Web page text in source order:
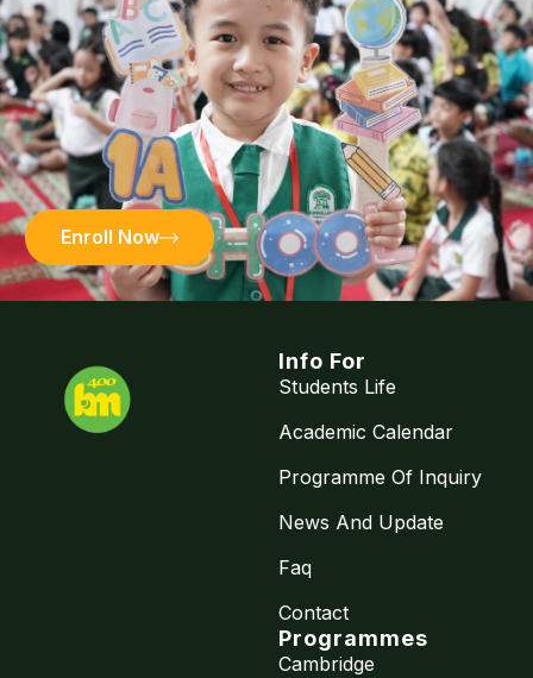
Create A Bright
Future With Us!
Take a step forward with us to help your sons
and daughters achieve their big dreams
Enroll Now
Info For
Students Life
Academic Calendar
Programme Of Inquiry
News And Update
Faq
Contact
Programmes
Cambridge